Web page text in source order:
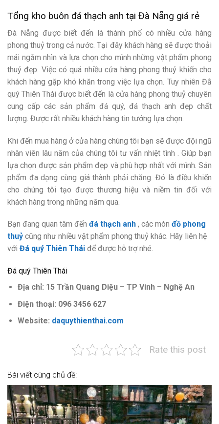
Tổng kho buôn đá thạch anh tại Đà Nẵng giá rẻ
Đà Nẵng được biết đến là thành phố có nhiều cửa hàng
phong thuỷ trong cả nước. Tại đây khách hàng sẽ được thoải
mái ngắm nhìn và lựa chọn cho mình những vật phẩm phong
thuỷ đẹp. Việc có quá nhiều cửa hàng phong thuỷ khiến cho
khách hàng gặp khó khăn trong việc lựa chọn. Tuy nhiên Đắ
quý Thiên Thái được biết đến là cửa hàng phong thuỷ chuyên
cung cấp các sản phẩm đá quý, đá thạch anh đẹp chất
lượng. Được rất nhiều khách hàng tin tưởng lựa chọn.
Khi đến mua hàng ở cửa hàng chúng tôi bạn sẽ được đội ngũ
nhân viên lâu năm của chúng tôi tư vấn nhiệt tình . Giúp bạn
lựa chọn được sản phẩm đẹp và phù hợp nhất với mình. Sản
phẩm đa dạng cùng giá thành phải chăng. Đó là điều khiến
cho chúng tôi tạo được thương hiệu và niềm tin đối với
khách hàng trong những năm qua.
Bạn đang quan tâm đến đá thạch anh , các món đồ phong
thuỷ cũng như nhiều vật phẩm phong thuỷ khác. Hãy liên hệ
với Đá quý Thiên Thái để được hỗ trợ nhé.
Đá quý Thiên Thái
Địa chỉ: 15 Trần Quang Diệu – TP Vinh – Nghệ An
Điện thoại: 096 3456 627
Website: daquythienthai.com
Rate this post
Bài viết cùng chủ đề: